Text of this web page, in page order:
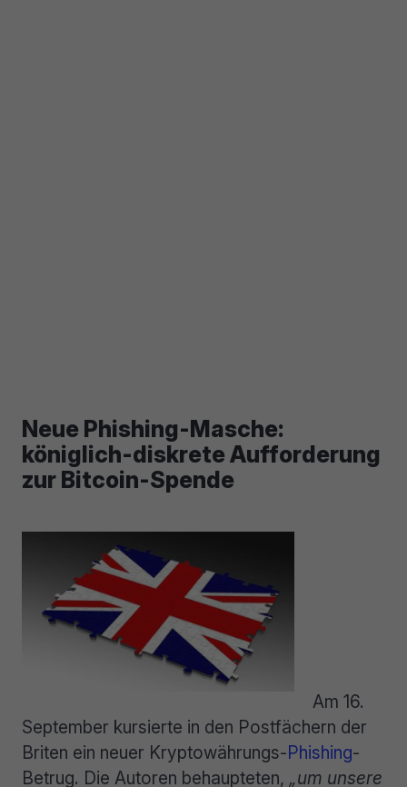
Neue Phishing-Masche:
königlich-diskrete Aufforderung
zur Bitcoin-Spende
Am 16.
September kursierte in den Postfächern der
Briten ein neuer Kryptowährungs-Phishing-
Betrug. Die Autoren behaupteten, „um unsere